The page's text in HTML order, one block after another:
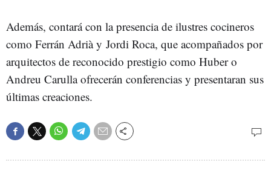
Además, contará con la presencia de ilustres cocineros
como Ferrán Adrià y Jordi Roca, que acompañados por
arquitectos de reconocido prestigio como Huber o
Andreu Carulla ofrecerán conferencias y presentaran sus
últimas creaciones.